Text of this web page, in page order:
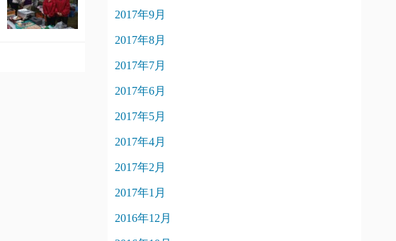
2017年9月
2017年8月
2017年7月
2017年6月
2017年5月
2017年4月
2017年2月
2017年1月
2016年12月